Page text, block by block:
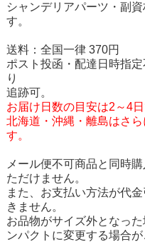
シャンデリアパーツ・副
す。
送料：全国一律 370円
ポスト投函・配達日時指
り
追跡可。
お届け日数の目安は2～4日
北海道・沖縄・離島はさ
す。
メール便不可商品と同時
ただけません。
また、お支払い方法が代
きません。
お品物がサイズ外となっ
ンパクトに変更する場合が